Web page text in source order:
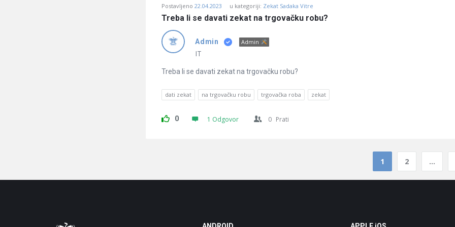
Postavljeno 22.04.2023 u kategoriji: Zekat Sadaka Vitre
Treba li se davati zekat na trgovačku robu?
Admin Admin
IT
Treba li se davati zekat na trgovačku robu?
dati zekat na trgovačku robu trgovačka roba zekat
0 1 Odgovor 0 Prati
1 2 …